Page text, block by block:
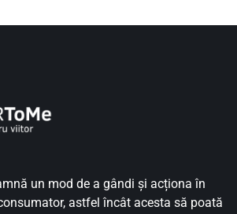
un mod de a gândi și acționa în
astfel încât acesta să poată